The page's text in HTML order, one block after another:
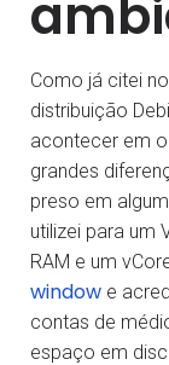
Como já citei
distribuição
acontecer em
grandes
preso em
utilizei para um
RAM e um
window e
contas de
espaço em